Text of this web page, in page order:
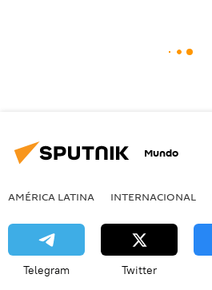
Mundo
AMÉRICA LATINA INTERNACIONAL
Telegram Twitter